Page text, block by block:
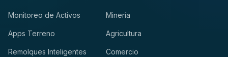
Monitoreo de Activos
Apps Terreno
Remolques Inteligentes
Minería
Agricultura
Comercio